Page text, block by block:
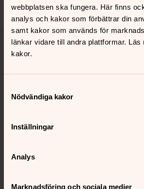
webbplatsen ska fungera. Här finns
analys och kakor som förbättrar din
samt kakor som används för
länkar vidare till andra plattformar. Läs
kakor.
Nödvändiga kakor
Inställningar
Analys
Marknadsföring och sociala medier
Tillbaka till toppen
Tillbaka till innehållet
Hitta snabbt